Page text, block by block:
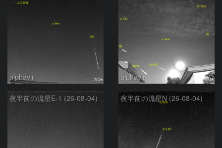
alphavir alphavir
夜半前の流星E-1 (26-08-04) 夜半前の流星N (26-08-04)